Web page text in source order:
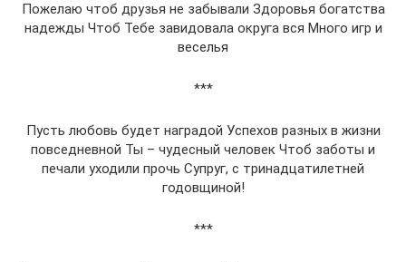
Пожелаю чтоб друзья не забывали Здоровья богатства
надежды Чтоб Тебе завидовала округа вся Много игр и
веселья
***
Пусть любовь будет наградой Успехов разных в жизни
повседневной Ты – чудесный человек Чтоб заботы и
печали уходили прочь Супруг, с тринадцатилетней
годовщиной!
***